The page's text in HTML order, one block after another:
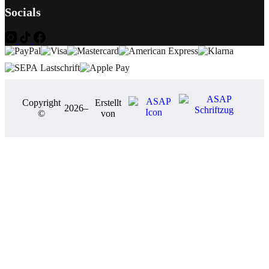
Socials
Copyright
©
2026–
Erstellt
von